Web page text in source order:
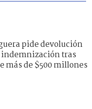
pide devolución
indemnización tras
más de $500 millones